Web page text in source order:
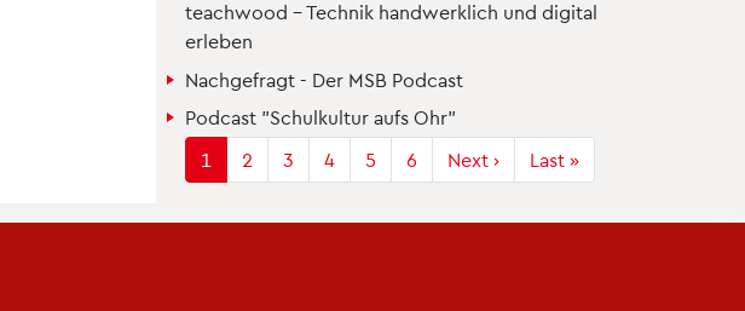
teachwood – Technik handwerklich und digital
erleben
Nachgefragt - Der MSB Podcast
Podcast "Schulkultur aufs Ohr"
Seitennummerierung
1 2 3 4 5 6 Next › Nächste
Seite
Last »
Seite